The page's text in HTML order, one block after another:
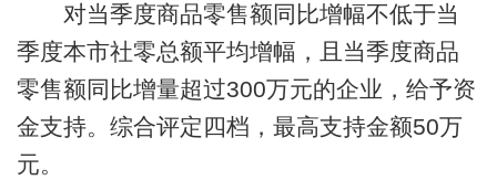
对当季度商品零售额同比增幅不低于当
季度本市社零总额平均增幅，且当季度商品
零售额同比增量超过300万元的企业，给予资
金支持。综合评定四档，最高支持金额50万
元。